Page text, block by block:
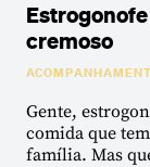
cremoso
Gente,
comida que
família. Mas